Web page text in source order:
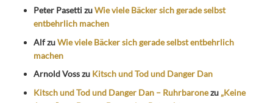
Peter PasettizuWie viele Bäcker sich gerade selbst
entbehrlich machen
AlfzuWie viele Bäcker sich gerade selbst entbehrlich
machen
Arnold Vosszu Kitsch und Tod und Danger Dan
Kitsch und Tod und Danger Dan – Ruhrbaronezu „Keine